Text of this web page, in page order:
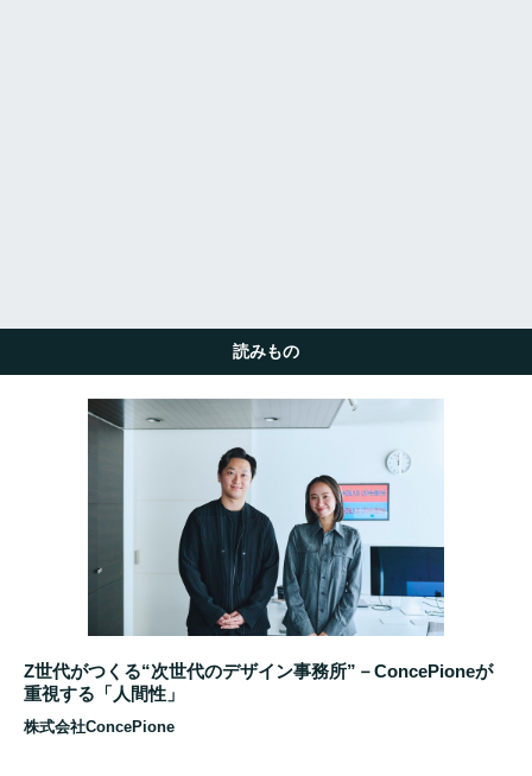
読みもの
Z世代がつくる“次世代のデザイン事務所”－ConcePioneが
重視する「人間性」
株式会社ConcePione